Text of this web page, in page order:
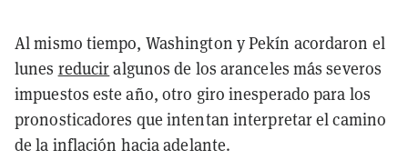
Al mismo tiempo, Washington y Pekín acordaron el
lunes reduciralgunos de los aranceles más severos
impuestos este año, otro giro inesperado para los
pronosticadores que intentan interpretar el camino
de la inflación hacia adelante.